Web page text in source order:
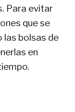
Para evitar
que se
las bolsas de
en